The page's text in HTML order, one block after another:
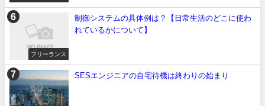
フリーランス
制御システムの具体例は？【日常生活のどこに使わ
れているかについて】
SESエンジニアの自宅待機は終わりの始まり